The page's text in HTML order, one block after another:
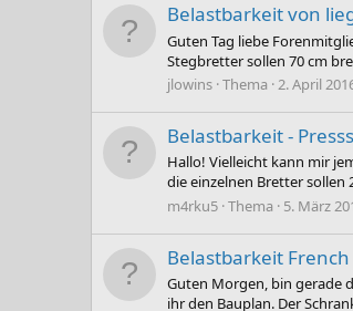
Belastbarkeit von
Guten Tag liebe
Stegbretter sollen 70 cm
jlowins Thema 2. April
Belastbarkeit -
Hallo! Vielleicht kann mir
die einzelnen Bretter sollen
m4rku5 Thema 5. März
Belastbarkeit
Guten Morgen, bin gerade
ihr den Bauplan. Der